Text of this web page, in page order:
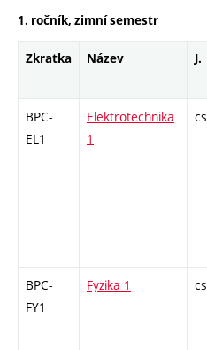
1. ročník, zimní semestr
Zkratka Název J.
BPC-
EL1
Elektrotechnika
1
cs
BPC-
FY1
Fyzika 1 cs